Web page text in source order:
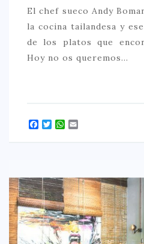
El chef sueco Andy
la cocina tailandesa y
de los platos que
Hoy no os queremos…
Facebook
Twitter
WhatsApp